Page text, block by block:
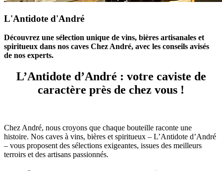
L'Antidote d'André
Découvrez une sélection unique de vins, bières artisanales et
spiritueux dans nos caves Chez André, avec les conseils avisés
de nos experts.
L’Antidote d’André : votre caviste de
caractère près de chez vous !
Chez André, nous croyons que chaque bouteille raconte une
histoire. Nos caves à vins, bières et spiritueux – L’Antidote d’André
– vous proposent des sélections exigeantes, issues des meilleurs
terroirs et des artisans passionnés.